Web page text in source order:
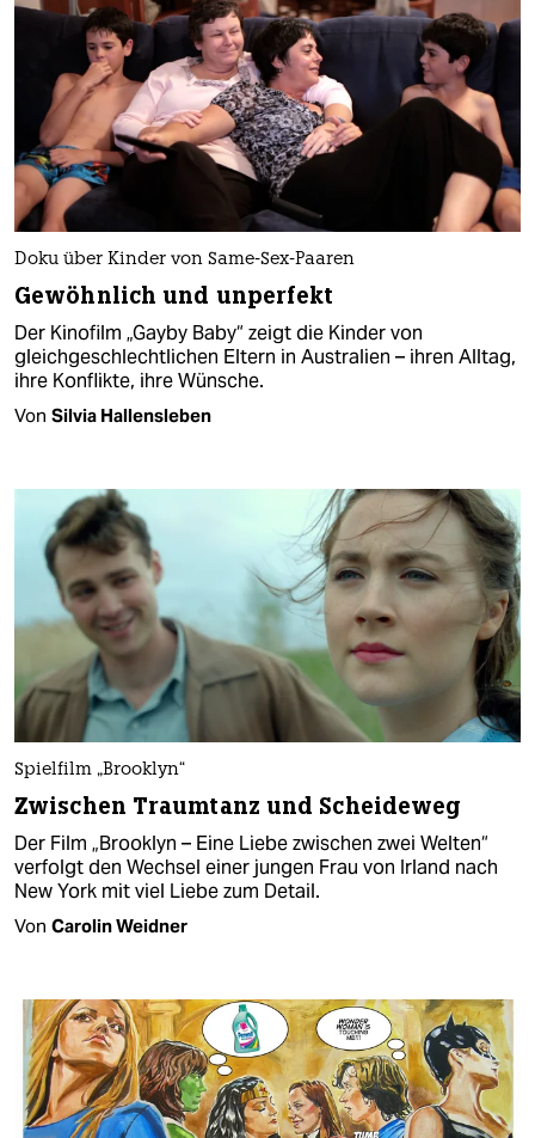
Doku über Kinder von Same-Sex-Paaren
Gewöhnlich und unperfekt
Der Kinofilm „Gayby Baby“ zeigt die Kinder von
gleichgeschlechtlichen Eltern in Australien – ihren Alltag,
ihre Konflikte, ihre Wünsche.
Von Silvia Hallensleben
Spielfilm „Brooklyn“
Zwischen Traumtanz und Scheideweg
Der Film „Brooklyn – Eine Liebe zwischen zwei Welten“
verfolgt den Wechsel einer jungen Frau von Irland nach
New York mit viel Liebe zum Detail.
Von Carolin Weidner